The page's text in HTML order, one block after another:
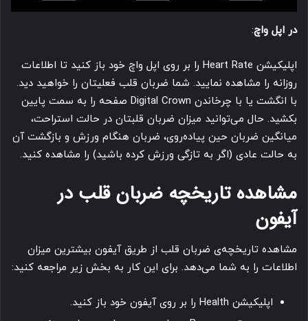
در اپل واچ:
اپلیکیشن Heart Rate را بر روی اپل واچ خود باز کنید تا اطلاعات
روزانه را مشاهده نمایید. شما ضربان قلب فعلیتان را خواهید دید.
با انگشت یا با چرخاندن Digital Crown صفحه را به سمت پایین
بکشید. حال می‌توانید میزان ضربان قلبتان در حالت استراحت،
میانگین ضربان حین پیاده‌روی، ضربان هنگام ورزش و بازگشت آن
به حالت عادی (اگر به تازگی ورزش کرده باشید) را مشاهده کنید.
مشاهده تاریخچه ضربان قلب در
آیفون
مشاهده تاریخچه‌ی ضربان قلب از طریق آیفون بیشترین میزان
اطلاعات را به شما می‌دهد. برای این کار به بخش زیر مراجعه کنید:
اپلیکیشن Health را بر روی آیفون خود باز کنید.